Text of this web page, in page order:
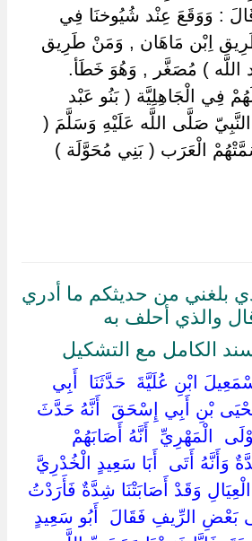
: وَوَقَعَ عِنْد شُيُوخنَا فِي
اِبْن مَاهَان , وَمَنْ طَرِيق
اللَّه ) مُصَغَّر , وَهُوَ خَطَأ.
فِي الْجَاهِلِيَّة ( بَنُو عَبْد
صَلَّى اللَّه عَلَيْهِ وَسَلَّمَ (
الْعَرَب ( بَنِي مُحَوَّلَة )
بلغني من حديثكم ما أدري
والذي أحلف به
الكامل مع التشكيل
ابْنِ عُلَيَّةَ ‏ ‏حَدَّثَنَا ‏ ‏أَبِي
بْنِ أَبِي إِسْحَقَ ‏ ‏أَنَّهُ حَدَّثَ
‏الْمَهْرِيِّ ‏ ‏أَنَّهُ أَصَابَهُمْ
وَأَنَّهُ أَتَى ‏ ‏أَبَا سَعِيدٍ الْخُدْرِيَّ
وَقَدْ أَصَابَتْنَا شِدَّةٌ فَأَرَدْتُ
بَعْضِ الرِّيفِ فَقَالَ ‏ ‏أَبُو سَعِيدٍ